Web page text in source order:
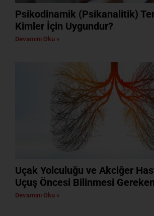
Psikodinamik (Psikanalitik)
Kimler İçin Uygundur?
Devamını Oku »
Uçak Yolculuğu ve Akciğer
Uçuş Öncesi Bilinmesi
Devamını Oku »